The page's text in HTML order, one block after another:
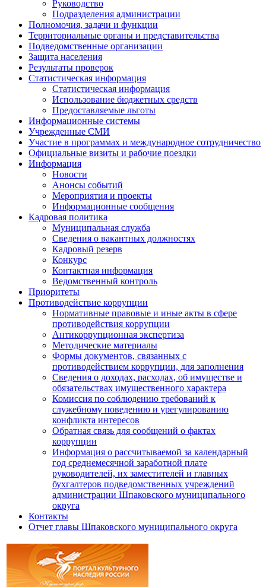
Руководство
Подразделения администрации
Полномочия, задачи и функции
Территориальные органы и представительства
Подведомственные организации
Защита населения
Результаты проверок
Статистическая информация
Статистическая информация
Использование бюджетных средств
Предоставляемые льготы
Информационные системы
Учрежденные СМИ
Участие в программах и международное сотрудничество
Официальные визиты и рабочие поездки
Информация
Новости
Анонсы событий
Мероприятия и проекты
Информационные сообщения
Кадровая политика
Муниципальная служба
Сведения о вакантных должностях
Кадровый резерв
Конкурс
Контактная информация
Ведомственный контроль
Приоритеты
Противодействие коррупции
Нормативные правовые и иные акты в сфере
противодействия коррупции
Антикоррупционная экспертиза
Методические материалы
Формы документов, связанных с
противодействием коррупции, для заполнения
Сведения о доходах, расходах, об имуществе и
обязательствах имущественного характера
Комиссия по соблюдению требований к
служебному поведению и урегулированию
конфликта интересов
Обратная связь для сообщений о фактах
коррупции
Информация о рассчитываемой за календарный
год среднемесячной заработной плате
руководителей, их заместителей и главных
бухгалтеров подведомственных учреждений
администрации Шпаковского муниципального
округа
Контакты
Отчет главы Шпаковского муниципального округа